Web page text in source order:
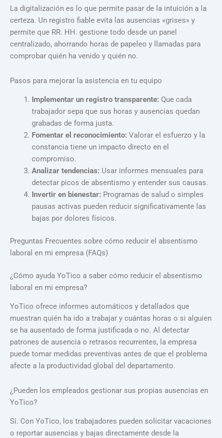
La digitalización es lo que permite pasar de la intuición a la
certeza. Un registro fiable evita las ausencias «grises» y
permite que RR. HH. gestione todo desde un panel
centralizado, ahorrando horas de papeleo y llamadas para
comprobar quién ha venido y quién no.
Pasos para mejorar la asistencia en tu equipo
Implementar un registro transparente: Que cada
trabajador sepa que sus horas y ausencias quedan
grabadas de forma justa.
Fomentar el reconocimiento: Valorar el esfuerzo y la
constancia tiene un impacto directo en el
compromiso.
Analizar tendencias: Usar informes mensuales para
detectar picos de absentismo y entender sus causas.
Invertir en bienestar: Programas de salud o simples
pausas activas pueden reducir significativamente las
bajas por dolores físicos.
Preguntas Frecuentes sobre cómo reducir el absentismo
laboral en mi empresa (FAQs)
¿Cómo ayuda YoTico a saber cómo reducir el absentismo
laboral en mi empresa?
YoTico ofrece informes automáticos y detallados que
muestran quién ha ido a trabajar y cuántas horas o si alguien
se ha ausentado de forma justificada o no. Al detectar
patrones de ausencia o retrasos recurrentes, la empresa
puede tomar medidas preventivas antes de que el problema
afecte a la productividad global del departamento.
¿Pueden los empleados gestionar sus propias ausencias en
YoTico?
Sí. Con YoTico, los trabajadores pueden solicitar vacaciones
o reportar ausencias y bajas directamente desde la